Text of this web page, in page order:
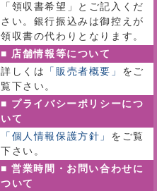
「領収書希望」とご記入くだ
さい。銀行振込みは御控えが
領収書の代わりとなります。
■ 店舗情報等について
詳しくは
「販売者概要」 をご
覧下さい。
■ プライバシーポリシーにつ
いて
「個人情報保護方針」 をご覧
下さい。
■ 営業時間・お問い合わせに
ついて